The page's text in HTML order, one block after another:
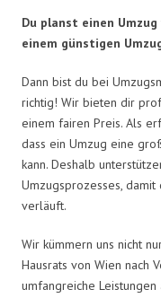
Du planst einen
einem günstigen
Dann bist du bei
richtig! Wir bieten dir
einem fairen Preis. Als
dass ein Umzug eine
kann. Deshalb
Umzugsprozesses,
verläuft.
Wir kümmern uns nicht
Hausrats von Wien nach
umfangreiche